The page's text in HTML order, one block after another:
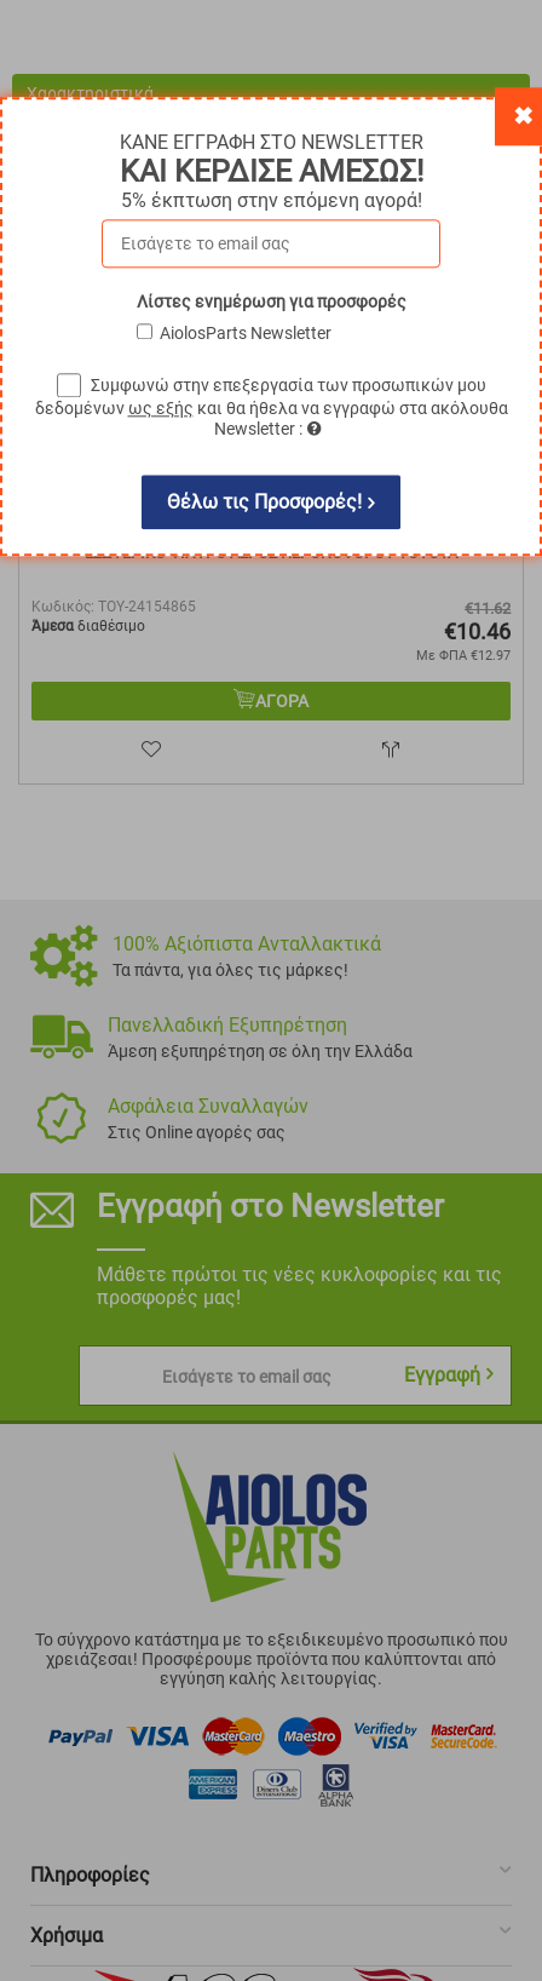
Χαρακτηριστικά
Παρόμοια Προϊόντα
ΕΣΩΤΕΡΙΚΟ ΦΙΛΤΡΟ ΑΕΡΟΣ ΠΕΡΟΝΟΦΟΡΟΥ TOYOTA
Κωδικός: TOY-24154865
Άμεσα διαθέσιμο
€11.62
€10.46
Με ΦΠΑ €12.97
ΑΓΟΡΑ
100% Αξιόπιστα Ανταλλακτικά
Τα πάντα, για όλες τις μάρκες!
Πανελλαδική Εξυπηρέτηση
Άμεση εξυπηρέτηση σε όλη την Ελλάδα
Ασφάλεια Συναλλαγών
Στις Online αγορές σας
Εγγραφή στο Newsletter
Μάθετε πρώτοι τις νέες κυκλοφορίες και τις
προσφορές μας!
Εισάγετε το email σας Εγγραφή
✖
ΚΑΝΕ ΕΓΓΡΑΦΗ ΣΤΟ NEWSLETTER
ΚΑΙ ΚΕΡΔΙΣΕ ΑΜΕΣΩΣ!
5% έκπτωση στην επόμενη αγορά!
Λίστες ενημέρωση για προσφορές
AiolosParts Newsletter
Συμφωνώ στην επεξεργασία των προσωπικών μου
δεδομένωνως εξής και θα ήθελα να εγγραφώ στα ακόλουθα
Newsletter :
Θέλω τις Προσφορές!
Το σύγχρονο κατάστημα με το εξειδικευμένο προσωπικό που
χρειάζεσαι! Προσφέρουμε προϊόντα που καλύπτονται από
εγγύηση καλής λειτουργίας.
Πληροφορίες
Χρήσιμα